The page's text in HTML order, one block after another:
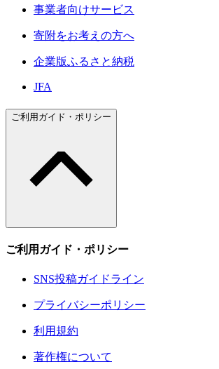
事業者向けサービス
寄附をお考えの方へ
企業版ふるさと納税
JFA
ご利用ガイド・ポリシー
ご利用ガイド・ポリシー
SNS投稿ガイドライン
プライバシーポリシー
利用規約
著作権について